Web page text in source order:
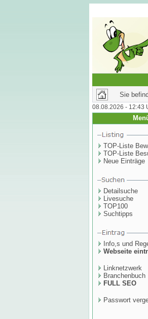
Sie
08.08.2026 - 12:43
TOP-Liste
TOP-Liste
Neue Einträge
Detailsuche
Livesuche
TOP100
Suchtipps
Info,s und
Webseite
Linknetzwerk
Branchenbuch
FULL SEO
Passwort